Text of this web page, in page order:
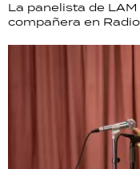
La panelista de
compañera en